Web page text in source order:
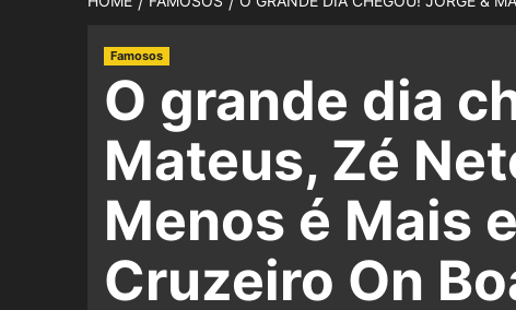
Famosos
O grande dia
Mateus, Zé
Menos é Mais
Cruzeiro On